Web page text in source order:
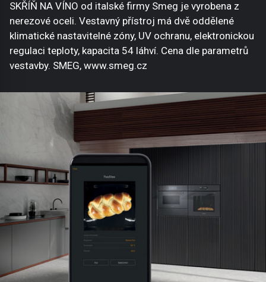
SKŘÍŇ NA VÍNO od italské firmy Smeg je vyrobena z
nerezové oceli. Vestavný přístroj má dvě oddělené
klimatické nastavitelné zóny, UV ochranu, elektronickou
regulaci teploty, kapacita 54 láhví. Cena dle parametrů
vestavby. SMEG, www.smeg.cz